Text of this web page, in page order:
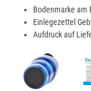
Bodenmarke am
Einlegezettel
Aufdruck auf